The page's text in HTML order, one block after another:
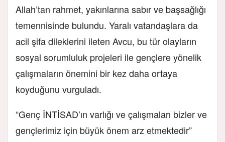
Allah’tan rahmet, yakınlarına sabır ve başsağlığı
temennisinde bulundu. Yaralı vatandaşlara da
acil şifa dileklerini ileten Avcu, bu tür olayların
sosyal sorumluluk projeleri ile gençlere yönelik
çalışmaların önemini bir kez daha ortaya
koyduğunu vurguladı.
“Genç İNTİSAD’ın varlığı ve çalışmaları bizler ve
gençlerimiz için büyük önem arz etmektedir”